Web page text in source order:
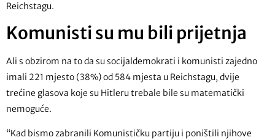
Reichstagu.
Komunisti su mu bili prijetnja
Ali s obzirom na to da su socijaldemokrati i komunisti zajedno
imali 221 mjesto (38%) od 584 mjesta u Reichstagu, dvije
trećine glasova koje su Hitleru trebale bile su matematički
nemoguće.
“Kad bismo zabranili Komunističku partiju i poništili njihove